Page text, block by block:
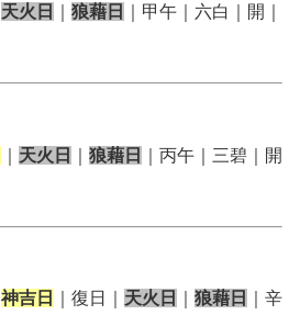
天火日 狼藉日
｜甲午｜六白｜開｜
天火日 狼藉日
｜丙午｜三碧｜開
神吉日 ｜復日｜ 天火日 狼藉日
｜辛